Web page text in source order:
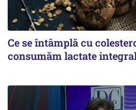
Ce se întâmplă cu
consumăm lactate